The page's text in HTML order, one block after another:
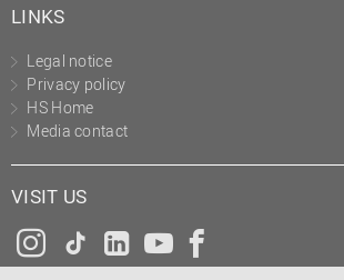
LINKS
Legal notice
Privacy policy
HS Home
Media contact
VISIT US
Instagram
Tiktok
LinkedInYouTube